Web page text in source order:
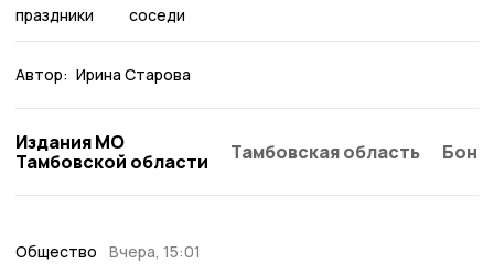
праздники соседи
Автор: Ирина Старова
Издания МО
Тамбовской области
Тамбовская область
Общество Вчера, 15:01